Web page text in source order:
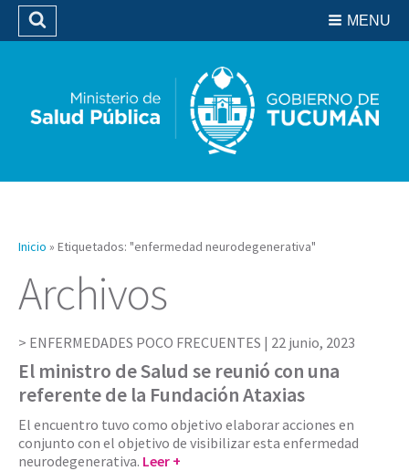
Biblioteca
MENU
Buscar
Inicio » Etiquetados: "enfermedad neurodegenerativa"
Archivos
ENFERMEDADES POCO FRECUENTES | 22 junio, 2023
El ministro de Salud se reunió con una
referente de la Fundación Ataxias
El encuentro tuvo como objetivo elaborar acciones en
conjunto con el objetivo de visibilizar esta enfermedad
neurodegenerativa. Leer +